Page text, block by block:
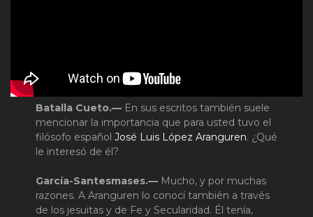
Batalla Cueto.— En sus escritos también suele
mencionar la importancia que para usted tuvo el
filósofo español José Luis López Aranguren. ¿Qué
le interesó de él?
García-Santesmases.— Mucho, y por muchas
razones. A Aranguren lo conocí también a través
de los jesuitas y de Fe y Secularidad. Él tenía,